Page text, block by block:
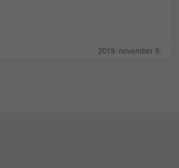
2018. november 8.